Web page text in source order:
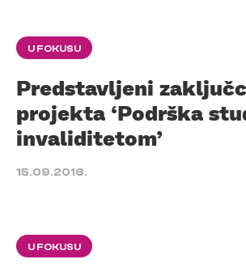
U FOKUSU
Predstavljeni
projekta ‘Podrška
invaliditetom’
15.09.2016.
U FOKUSU